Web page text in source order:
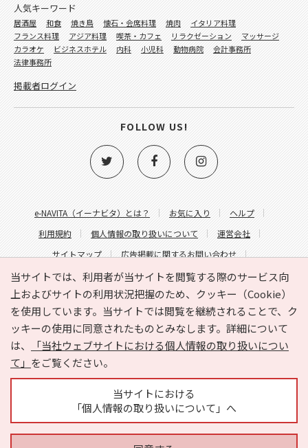
当サイトでは、利用者が当サイトを閲覧する際のサービス向
上およびサイトの利用状況把握のため、クッキー（Cookie）
を使用しています。当サイトでは閲覧を継続されることで、ク
ッキーの使用に同意されたものとみなします。詳細について
は、
「当社ウェブサイトにおける個人情報の取り扱いについ
て」 をご覧ください。
当サイトにおける
「個人情報の取り扱いについて」へ
e-NAVITA（イーナビタ）とは？ お気に入り
ヘルプ
利用規約
個人情報の取り扱いについて
運営会社
サイトマップ
広告掲載に関するお問い合わせ
サイトの内容に関するお問い合わせ
人気キーワード
居酒屋 和食 焼き鳥 懐石・会席料理 焼肉
イタリア料理
フランス料理
アジア料理 喫茶・カフェ リラクゼーション
マッサージ
カラオケ
ビジネスホテル 内科 小児科 動物病院
会計事務所
法律事務所
掲載者ログイン
FOLLOW US!
Copyright © HYOJITO.Co.,Ltd. All Rights Reserved.